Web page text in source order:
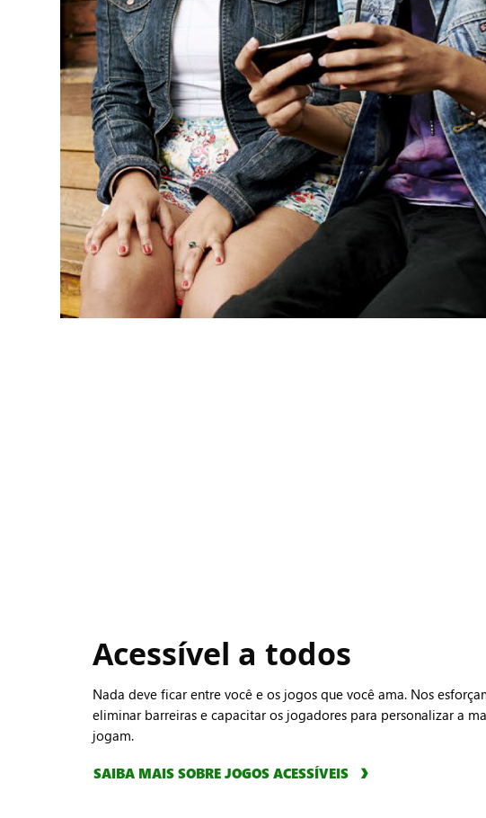
Acessível a todos
Nada deve ficar entre você e os jogos que você ama. Nos
eliminar barreiras e capacitar os jogadores para personalizar a
jogam.
SAIBA MAIS SOBRE JOGOS ACESSÍVEIS